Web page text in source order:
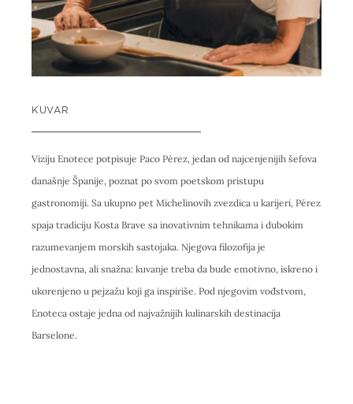
KUVAR
Viziju Enotece potpisuje Paco Pérez, jedan od najcenjenijih šefova
današnje Španije, poznat po svom poetskom pristupu
gastronomiji. Sa ukupno pet Michelinovih zvezdica u karijeri, Pérez
spaja tradiciju Kosta Brave sa inovativnim tehnikama i dubokim
razumevanjem morskih sastojaka. Njegova filozofija je
jednostavna, ali snažna: kuvanje treba da bude emotivno, iskreno i
ukorenjeno u pejzažu koji ga inspiriše. Pod njegovim vođstvom,
Enoteca ostaje jedna od najvažnijih kulinarskih destinacija
Barselone.